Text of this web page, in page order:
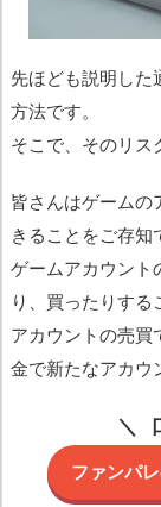
先ほども説明した
方法です。
そこで、そのリス
皆さんはゲームの
きることをご存知
ゲームアカウント
り、買ったりする
アカウントの売買
金で新たなアカウ
ファンパ